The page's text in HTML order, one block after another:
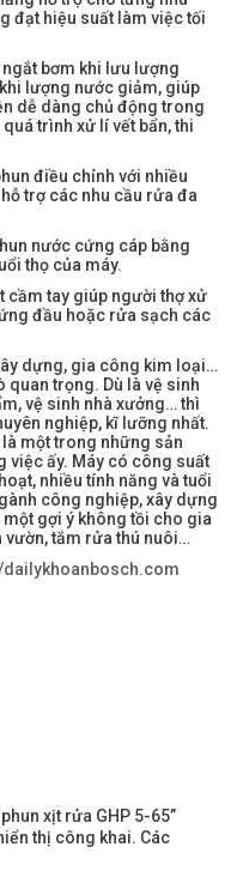
đạt hiệu suất làm việc tối
bơm khi lưu lượng
lượng nước giảm, giúp
dễ dàng chủ động trong
trình xử lí vết bẩn, thi
điều chỉnh với nhiều
trợ các nhu cầu rửa đa
nước cứng cáp bằng
thọ của máy.
cầm tay giúp người thợ xử
đầu hoặc rửa sạch các
dựng, gia công kim loại…
quan trọng. Dù là vệ sinh
vệ sinh nhà xưởng… thì
nghiệp, kĩ lưỡng nhất.
một trong những sản
việc ấy. Máy có công suất
nhiều tính năng và tuổi
công nghiệp, xây dựng
gợi ý không tồi cho gia
vườn, tắm rửa thú nuôi…
dailykhoanbosch.com
xịt rửa GHP 5-65”
thị công khai. Các